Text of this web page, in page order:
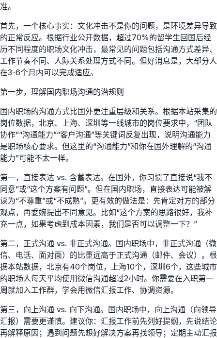
准。
首先，一个核心事实：文化冲击不是你的问题，是环境差异导致
的正常反应。根据行业公开数据，超过70%的留学生回国后经
历不同程度的职场文化冲击，最常见的问题包括沟通方式差异、
工作节奏不同、人际关系处理方式不同。但好消息是，大部分人
在3-6个月内可以完成适应。
第一步，理解国内职场沟通的潜规则
国内职场的沟通方式比国外更注重层级和关系。根据本站采集的
岗位数据，北京、上海、深圳等一线城市的岗位要求中，“团队
协作”“沟通能力”“客户沟通”等关键词反复出现，说明沟通能力
是职场核心要求。但这里的“沟通能力”和你在国外理解的“沟通
能力”可能不太一样。
第一，直接表达 vs. 含蓄表达。在国外，你习惯了直接说“我不
同意”或“这个方案有问题”。但在国内职场，直接表达可能被解
读为“不尊重”或“不成熟”。更有效的做法是：先肯定对方的部分
观点，再委婉提出不同意见。比如“这个方案的思路很好，我补
充一点，如果考虑到成本因素，我们是否可以调整一下？”
第二，正式沟通 vs. 非正式沟通。国内职场中，非正式沟通（微
信、电话、面对面）的比重远高于正式沟通（邮件、会议）。根
据本站数据，北京有40个岗位，上海10个，深圳6个，这些城市
的职场人每天平均使用微信沟通超过2小时。你需要在入职第一
周就加入工作群，学会用微信汇报工作、协调资源。
第三，向上沟通 vs. 向下沟通。国内职场中，向上沟通（向领导
汇报）需要更谨慎。建议你：汇报工作前先列好提纲，先说结论
再解释原因；遇到问题先想好解决方案再找领导；定期主动汇报